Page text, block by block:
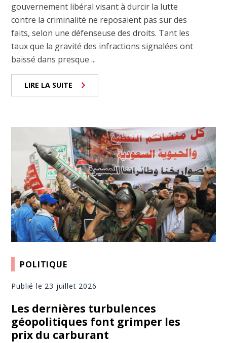
gouvernement libéral visant à durcir la lutte
contre la criminalité ne reposaient pas sur des
faits, selon une défenseuse des droits. Tant les
taux que la gravité des infractions signalées ont
baissé dans presque ...
LIRE LA SUITE
POLITIQUE
Publié le 23 juillet 2026
Les dernières turbulences
géopolitiques font grimper les
prix du carburant